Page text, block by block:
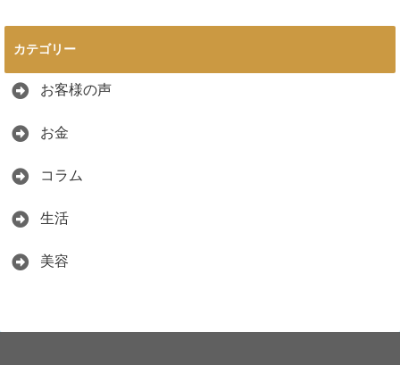
カテゴリー
お客様の声
お金
コラム
生活
美容